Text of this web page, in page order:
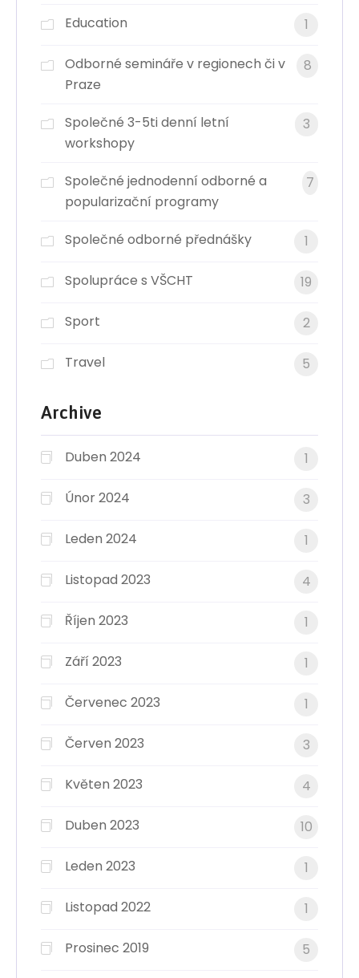
Education 1
Odborné semináře v regionech či v
Praze
8
Společné 3-5ti denní letní
workshopy
3
Společné jednodenní odborné a
popularizační programy
7
Společné odborné přednášky 1
Spolupráce s VŠCHT 19
Sport 2
Travel 5
Archive
Duben 2024 1
Únor 2024 3
Leden 2024 1
Listopad 2023 4
Říjen 2023 1
Září 2023 1
Červenec 2023 1
Červen 2023 3
Květen 2023 4
Duben 2023 10
Leden 2023 1
Listopad 2022 1
Prosinec 2019 5